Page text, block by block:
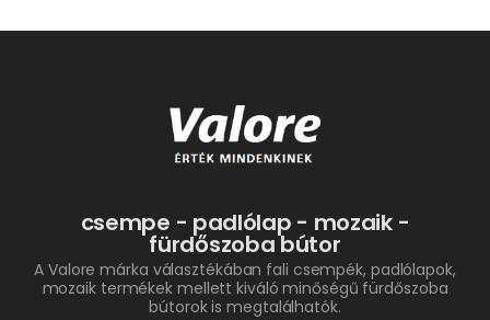
csempe - padlólap - mozaik -
fürdőszoba bútor
A Valore márka választékában fali csempék, padlólapok,
mozaik termékek mellett kiváló minőségű fürdőszoba
bútorok is megtalálhatók.